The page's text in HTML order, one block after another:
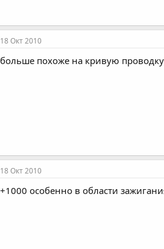
18 Окт 2010
больше похоже на кривую
18 Окт 2010
+1000 особенно в области